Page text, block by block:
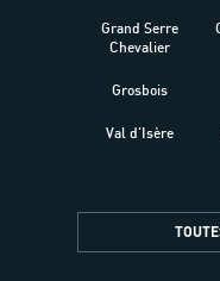
Grand Serre
Chevalier
Grosbois
Val d'Isère